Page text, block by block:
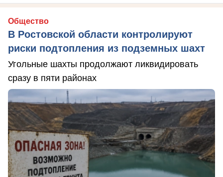
Общество
В Ростовской области контролируют
риски подтопления из подземных шахт
Угольные шахты продолжают ликвидировать
сразу в пяти районах